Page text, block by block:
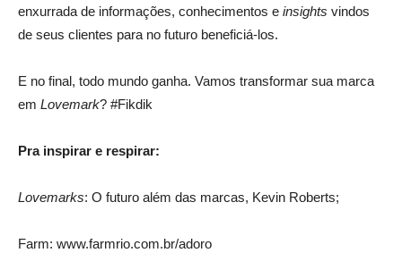
enxurrada de informações, conhecimentos e insights vindos
de seus clientes para no futuro beneficiá-los.
E no final, todo mundo ganha. Vamos transformar sua marca
em Lovemark? #Fikdik
Pra inspirar e respirar:
Lovemarks: O futuro além das marcas, Kevin Roberts;
Farm: www.farmrio.com.br/adoro